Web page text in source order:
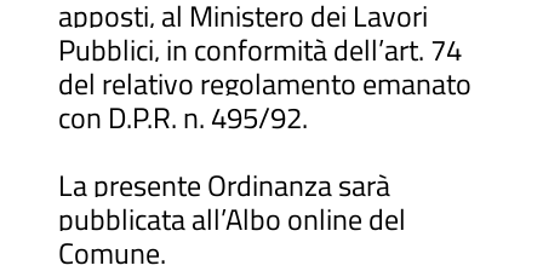
apposti, al Ministero dei Lavori
Pubblici, in conformità dell’art. 74
del relativo regolamento emanato
con D.P.R. n. 495/92.
La presente Ordinanza sarà
pubblicata all’Albo online del
Comune.